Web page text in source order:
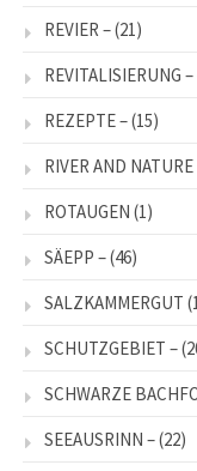
REVIER –(21)
REVITALISIERUNG –
REZEPTE –(15)
RIVER AND
ROTAUGEN (1)
SÄEPP –(46)
SALZKAMMERGUT
SCHUTZGEBIET –
SCHWARZE
SEEAUSRINN –(22)